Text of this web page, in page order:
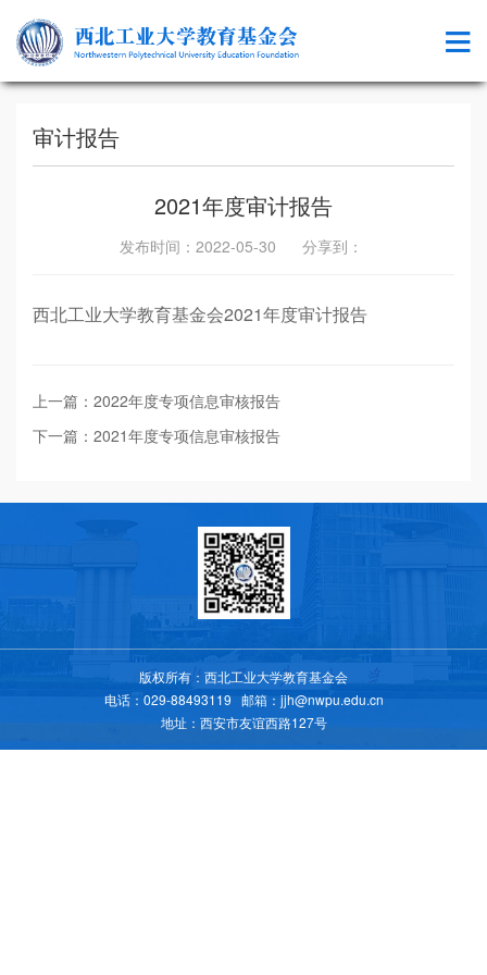
审计报告
2021年度审计报告
发布时间：2022-05-30 分享到：
西北工业大学教育基金会2021年度审计报告
上一篇：2022年度专项信息审核报告
下一篇：2021年度专项信息审核报告
版权所有：西北工业大学教育基金会
电话：029-88493119 邮箱：jjh@nwpu.edu.cn
地址：西安市友谊西路127号